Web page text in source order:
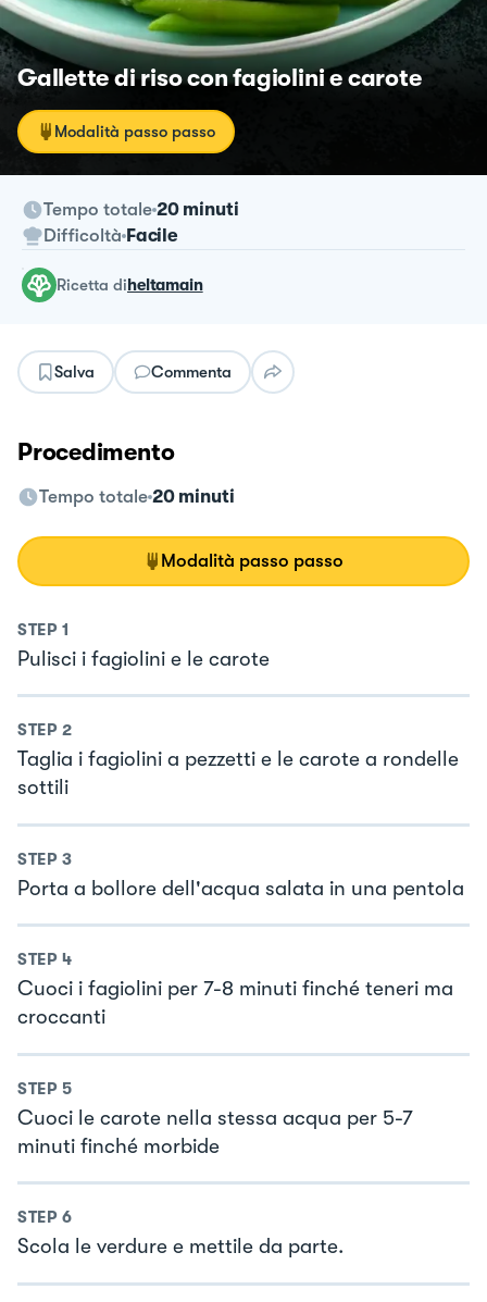
Gallette di riso con fagiolini e carote
Modalità passo passo
Tempo totale 20 minuti
Difficoltà Facile
ricetta diheltamain
Salva Commenta
Procedimento
Tempo totale 20 minuti
Modalità passo passo
STEP 1
Pulisci i fagiolini e le carote
STEP 2
Taglia i fagiolini a pezzetti e le carote a rondelle
sottili
STEP 3
Porta a bollore dell'acqua salata in una pentola
STEP 4
Cuoci i fagiolini per 7-8 minuti finché teneri ma
croccanti
STEP 5
Cuoci le carote nella stessa acqua per 5-7
minuti finché morbide
STEP 6
Scola le verdure e mettile da parte.